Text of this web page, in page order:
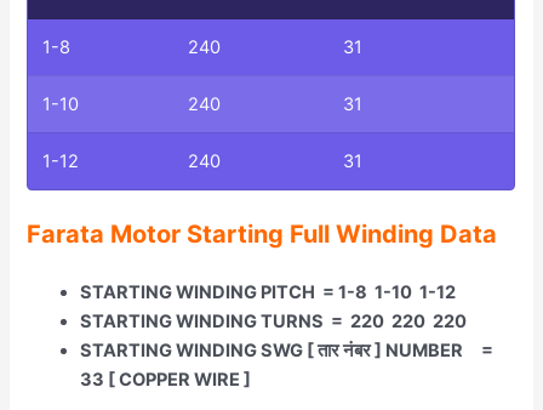
1-8 240 31
1-10 240 31
1-12 240 31
Farata Motor Starting Full Winding Data
STARTING WINDING PITCH = 1-8 1-10 1-12
STARTING WINDING TURNS = 220 220 220
STARTING WINDING SWG [ तार नंबर ] NUMBER =
33 [ COPPER WIRE ]